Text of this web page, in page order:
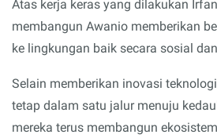
Atas kerja keras yang dilakukan
membangun Awanio memberikan
ke lingkungan baik secara sosial
Selain memberikan inovasi
tetap dalam satu jalur menuju
mereka terus membangun